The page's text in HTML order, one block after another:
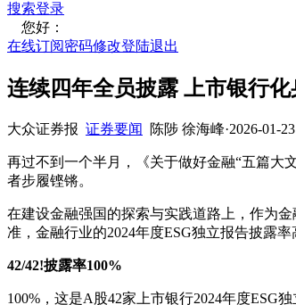
搜索登录
您好：
在线订阅密码修改登陆退出
连续四年全员披露 上市银行
大众证券报 证券要闻 陈陟 徐海峰·2026-01-
再过不到一个半月，《关于做好金融“五篇大
者步履铿锵。
在建设金融强国的探索与实践道路上，作为
准，金融行业的2024年度ESG独立报告披露
42/42!披露率100%
100%，这是A股42家上市银行2024年度ESG